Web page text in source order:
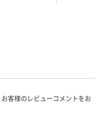
客様のレビューコメントをお